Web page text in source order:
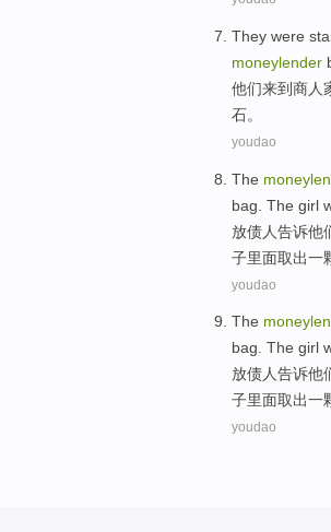
They were
moneylender
他们来到商人
石。
youdao
The
bag The girl
放债人告诉他
子里面取出一
youdao
The
bag. The girl
放债人告诉他
子里面取出一
youdao